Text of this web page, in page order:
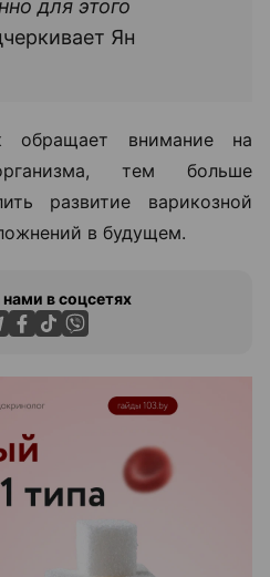
для этого
Ян
обращает внимание на
тем больше
развитие варикозной
в будущем.
в соцсетях
РЕКЛАМА НА САЙТЕ